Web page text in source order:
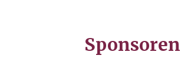
Sponsoren